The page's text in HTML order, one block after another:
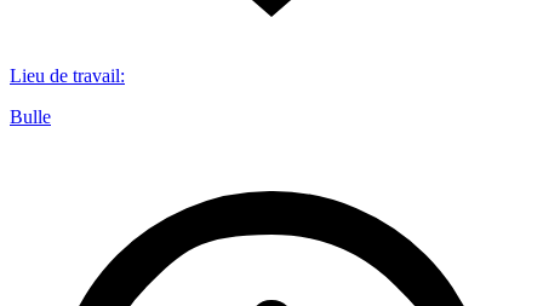
Lieu de travail:
Bulle